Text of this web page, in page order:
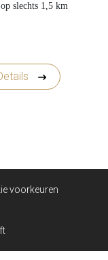
slechts 1,5 km
voorkeuren